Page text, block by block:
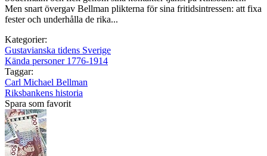
Men snart övergav Bellman plikterna för sina fritidsintressen: att fixa
fester och underhålla de rika...
Kategorier:
Gustavianska tidens Sverige
Kända personer 1776-1914
Taggar:
Carl Michael Bellman
Riksbankens historia
Spara som favorit